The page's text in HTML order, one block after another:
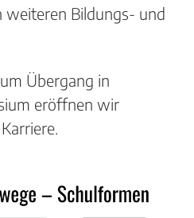
weiteren Bildungs- und
Übergang in
eröffnen wir